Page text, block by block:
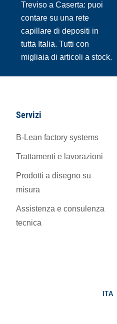
Treviso a Caserta: puoi
contare su una rete
capillare di depositi in
tutta Italia. Tutti con
migliaia di articoli a stock.
Servizi
B-Lean factory systems
Trattamenti e lavorazioni
Prodotti a disegno su
misura
Assistenza e consulenza
tecnica
ITA